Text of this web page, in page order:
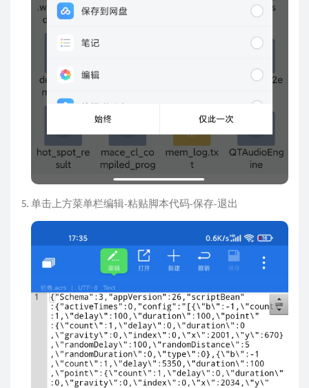
单击上方菜单栏编辑-粘贴脚本代码-保存-退出